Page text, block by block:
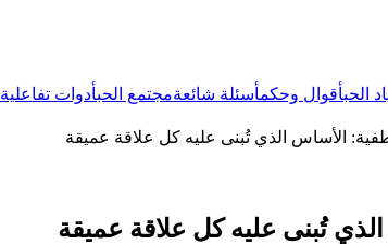
الحبأقوال وحكمأسئلة شائعةمجتمع الحبأدوات تفاعلية
الأساس الذي تُبنى عليه كل علاقة عميقة
تُبنى عليه كل علاقة عميقة